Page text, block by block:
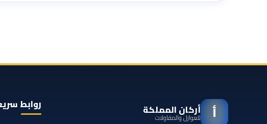
أ أركان المملكة
للعوازل والمقاولات
روابط